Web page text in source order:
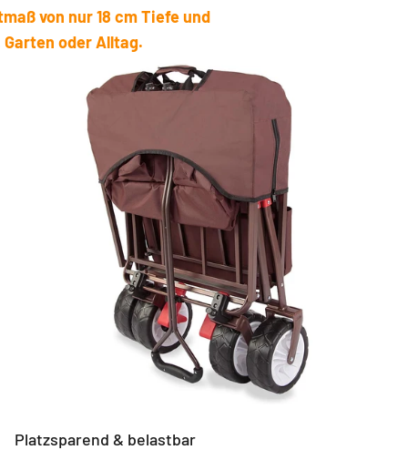
von nur 18 cm Tiefe und
oder Alltag.
Platzsparend & belastbar